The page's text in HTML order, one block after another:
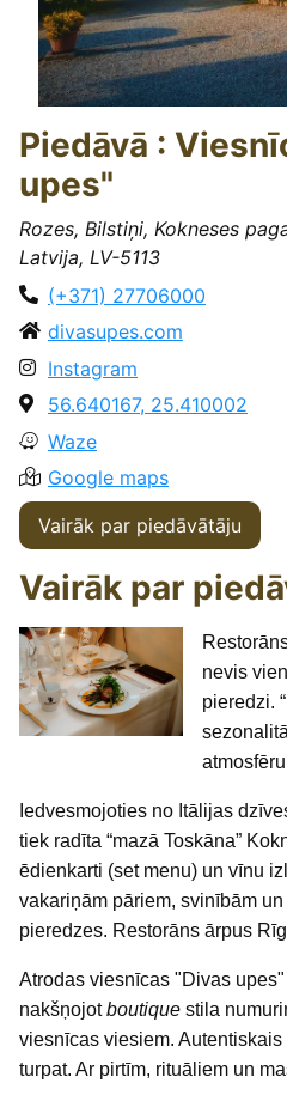
Piedāvā :
upes"
Rozes, Bilstiņi, Kokneses
Latvija, LV-5113
(+371) 27706000
divasupes.com
Instagram
56.640167, 25.410002
Waze
Google maps
Vairāk par piedāvātāju
Vairāk par
nevis
pieredzi.
Iedvesmojoties no Itālijas
tiek radīta “mazā Toskāna”
ēdienkarti (set menu) un vīnu
vakariņām pāriem, svinībām
pieredzes. Restorāns ārpus
Atrodas viesnīcas "Divas
nakšņojotboutique stila
viesnīcas viesiem.
turpat. Ar pirtīm, rituāliem un